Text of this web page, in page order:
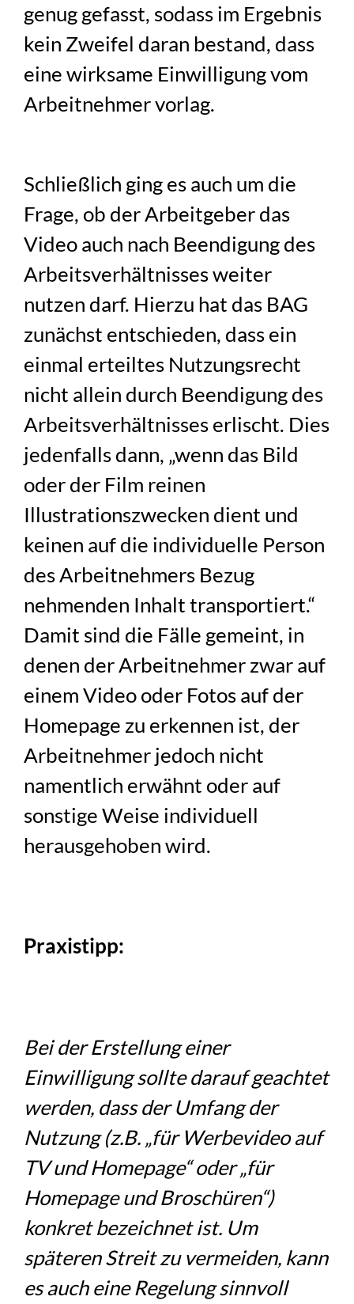
genug gefasst, sodass im Ergebnis
kein Zweifel daran bestand, dass
eine wirksame Einwilligung vom
Arbeitnehmer vorlag.
Schließlich ging es auch um die
Frage, ob der Arbeitgeber das
Video auch nach Beendigung des
Arbeitsverhältnisses weiter
nutzen darf. Hierzu hat das BAG
zunächst entschieden, dass ein
einmal erteiltes Nutzungsrecht
nicht allein durch Beendigung des
Arbeitsverhältnisses erlischt. Dies
jedenfalls dann, „wenn das Bild
oder der Film reinen
Illustrationszwecken dient und
keinen auf die individuelle Person
des Arbeitnehmers Bezug
nehmenden Inhalt transportiert.“
Damit sind die Fälle gemeint, in
denen der Arbeitnehmer zwar auf
einem Video oder Fotos auf der
Homepage zu erkennen ist, der
Arbeitnehmer jedoch nicht
namentlich erwähnt oder auf
sonstige Weise individuell
herausgehoben wird.
Praxistipp:
Bei der Erstellung einer
Einwilligung sollte darauf geachtet
werden, dass der Umfang der
Nutzung (z.B. „für Werbevideo auf
TV und Homepage“ oder „für
Homepage und Broschüren“)
konkret bezeichnet ist. Um
späteren Streit zu vermeiden, kann
es auch eine Regelung sinnvoll